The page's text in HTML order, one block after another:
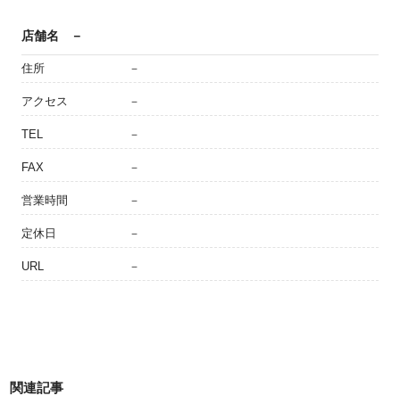
店舗名 －
住所 －
アクセス －
TEL －
FAX －
営業時間 －
定休日 －
URL －
関連記事